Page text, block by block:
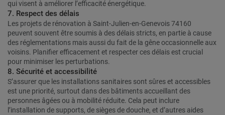
qui visent à améliorer l’efficacité énergétique.
7. Respect des délais
Les projets de rénovation à Saint-Julien-en-Genevois 74160
peuvent souvent être soumis à des délais stricts, en partie à cause
des réglementations mais aussi du fait de la gêne occasionnelle aux
voisins. Planifier efficacement et respecter ces délais est crucial
pour minimiser les perturbations.
8. Sécurité et accessibilité
S’assurer que les installations sanitaires sont sûres et accessibles
est une priorité, surtout dans des bâtiments accueillant des
personnes âgées ou à mobilité réduite. Cela peut inclure
l’installation de supports, de sièges de douche, et d’autres aides